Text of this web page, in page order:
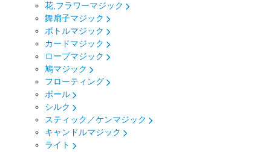
花,フラワーマジック
舞扇子マジック
ボトルマジック
カードマジック
ロープマジック
鳩マジック
フローティング
ボール
シルク
スティック／ケンマジック
キャンドルマジック
ライト